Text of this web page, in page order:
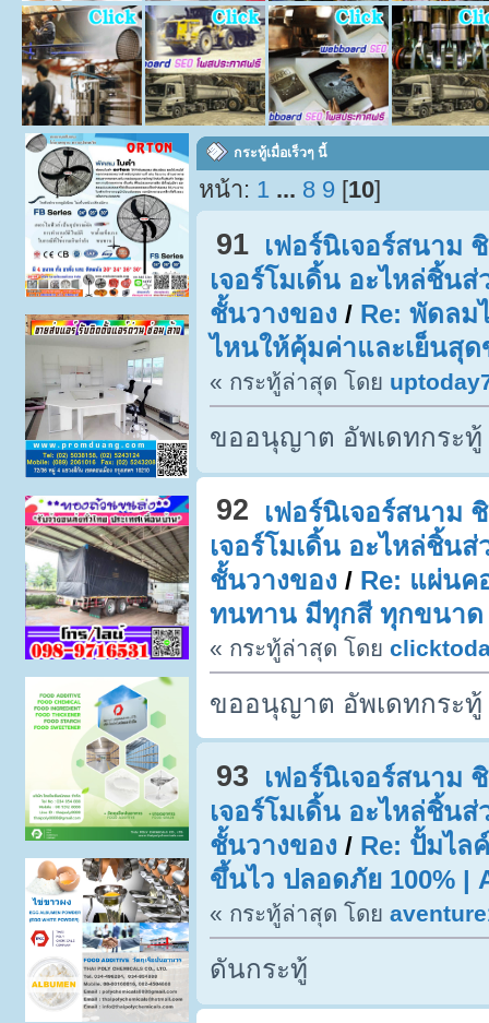
กระทู้เมื่อเร็วๆ นี้
หน้า: 1 ... 8 9 [10]
91 เฟอร์นิเจอร์สนาม
เจอร์โมเดิ้น อะไหล่ชิ้น
ชั้นวางของ / Re: พัดลม
ไหนให้คุ้มค่าและเย็นสุ
« กระทู้ล่าสุด โดย
ขออนุญาต อัพเดทกระทู้
92
เฟอร์นิเจอร์สนาม
เจอร์โมเดิ้น อะไหล่ชิ้น
ชั้นวางของ / Re: แผ่นค
ทนทาน มีทุกสี ทุกขนาด
« กระทู้ล่าสุด โดย
ขออนุญาต อัพเดทกระทู้
93
เฟอร์นิเจอร์สนาม
เจอร์โมเดิ้น อะไหล่ชิ้น
ชั้นวางของ / Re: ปั้มไล
ขึ้นไว ปลอดภัย 100% |
« กระทู้ล่าสุด โดย
ดันกระทู้